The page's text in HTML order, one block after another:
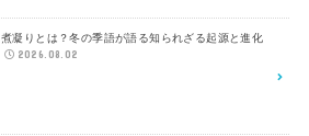
煮凝りとは？冬の季語が語る知られざる起源と進化
2026.08.02